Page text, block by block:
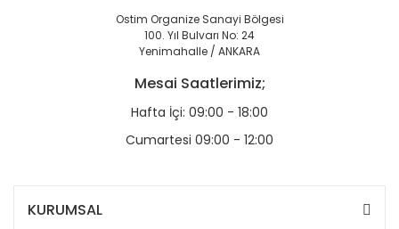
Ostim Organize Sanayi Bölgesi
100. Yıl Bulvarı No: 24
Yenimahalle / ANKARA
Mesai Saatlerimiz;
Hafta İçi: 09:00 - 18:00
Cumartesi 09:00 - 12:00
KURUMSAL